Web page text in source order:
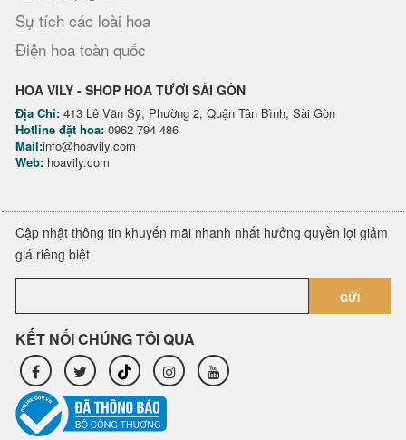
Sự tích các loài hoa
Điện hoa toàn quốc
HOA VILY - SHOP HOA TƯƠI SÀI GÒN
Địa Chỉ: 413 Lê Văn Sỹ, Phường 2, Quận Tân Bình, Sài Gòn
Hotline đặt hoa: 0962 794 486
Mail:info@hoavily.com
Web: hoavily.com
Cập nhật thông tin khuyến mãi nhanh nhất hưởng quyền lợi giảm
giá riêng biệt
GỬI
KẾT NỐI CHÚNG TÔI QUA